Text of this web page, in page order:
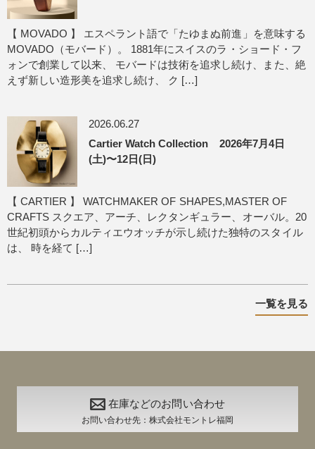
【 MOVADO 】 エスペラント語で「たゆまぬ前進」を意味する
MOVADO（モバード）。 1881年にスイスのラ・ショード・フ
ォンで創業して以来、 モバードは技術を追求し続け、また、絶
えず新しい造形美を追求し続け、 ク […]
2026.06.27
Cartier Watch Collection 2026年7月4日
(土)〜12日(日)
【 CARTIER 】 WATCHMAKER OF SHAPES,MASTER OF
CRAFTS スクエア、アーチ、レクタンギュラー、オーバル。20
世紀初頭からカルティエウオッチが示し続けた独特のスタイル
は、 時を経て […]
一覧を見る
在庫などのお問い合わせ
お問い合わせ先：株式会社モントレ福岡